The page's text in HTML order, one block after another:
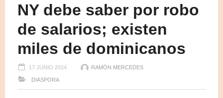
NY debe saber por robo
de salarios; existen
miles de dominicanos
17 JUNIO 2024 RAMÓN MERCEDES
DIASPORA